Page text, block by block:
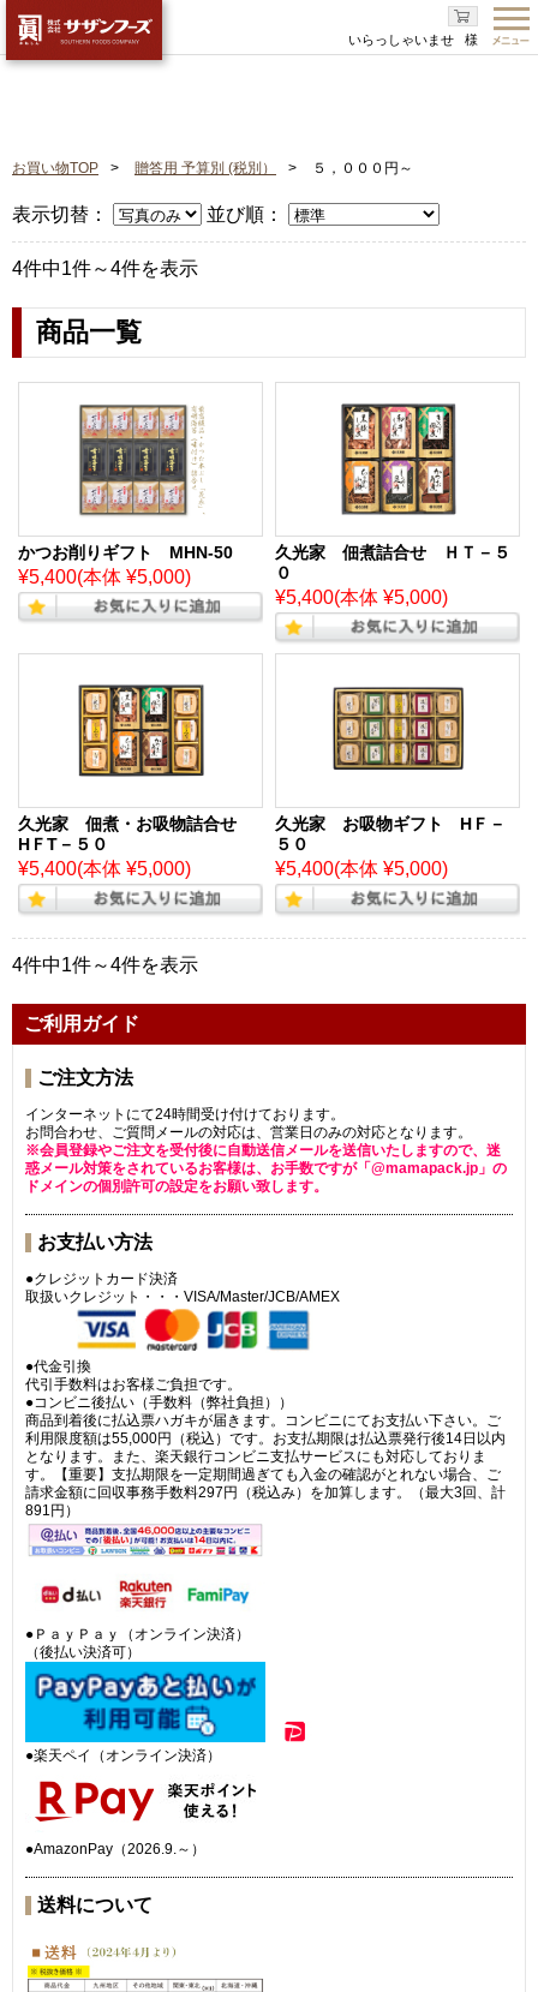
いらっしゃいませ 様
お買い物TOP 贈答用 予算別 (税別） ５，０００円～
表示切替： 並び順：
4件中1件～4件を表示
商品一覧
かつお削りギフト MHN-50
¥5,400(本体 ¥5,000)
久光家 佃煮詰合せ ＨＴ－５
０
¥5,400(本体 ¥5,000)
久光家 佃煮・お吸物詰合せ
HＦT－５０
¥5,400(本体 ¥5,000)
久光家 お吸物ギフト HＦ－
５０
¥5,400(本体 ¥5,000)
4件中1件～4件を表示
ご利用ガイド
ご注文方法
インターネットにて24時間受け付けております。
お問合わせ、ご質問メールの対応は、営業日のみの対応となります。
※会員登録やご注文を受付後に自動送信メールを送信いたしますので、迷
惑メール対策をされているお客様は、お手数ですが「@mamapack.jp」の
ドメインの個別許可の設定をお願い致します。
お支払い方法
●クレジットカード決済
取扱いクレジット・・・VISA/Master/JCB/AMEX
●代金引換
代引手数料はお客様ご負担です。
●コンビニ後払い（手数料（弊社負担））
商品到着後に払込票ハガキが届きます。コンビニにてお支払い下さい。ご
利用限度額は55,000円（税込）です。お支払期限は払込票発行後14日以内
となります。また、楽天銀行コンビニ支払サービスにも対応しておりま
す。【重要】支払期限を一定期間過ぎても入金の確認がとれない場合、ご
請求金額に回収事務手数料297円（税込み）を加算します。（最大3回、計
891円）
●ＰａｙＰａｙ（オンライン決済）
（後払い決済可）
●楽天ペイ（オンライン決済）
●AmazonPay（2026.9.～）
送料について